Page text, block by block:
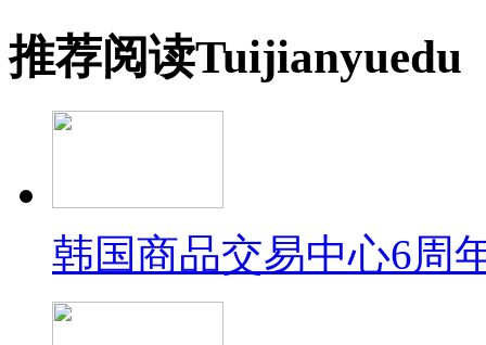
推荐阅读Tuijianyuedu
韩国商品交易中心6周